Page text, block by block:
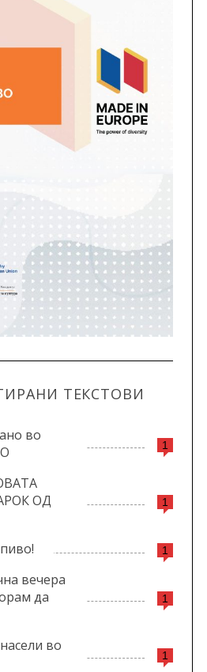
ТЕКСТОВИ
1
во
1
ОД
1
1
вечера
да
1
во